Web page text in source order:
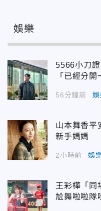
娛樂
5566小刀
「已經分開
56分鐘前
山本舞香
新手媽媽
2小時前 娛
王彩樺「同
尬舞啦啦隊